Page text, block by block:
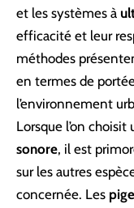
et les systèmes à
efficacité et leur
méthodes
en termes de
l’environnement
Lorsque l’on choisit
sonore, il est
sur les autres
concernée. Les